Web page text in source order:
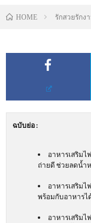
HOME รักสวยรักง
ฉบับย่อ:
อาหารเสริมไ
ถ่ายดี ช่วยลดน้ำ
อาหารเสริมไ
พร้อมกับอาหารไ
อาหารเสริมไ